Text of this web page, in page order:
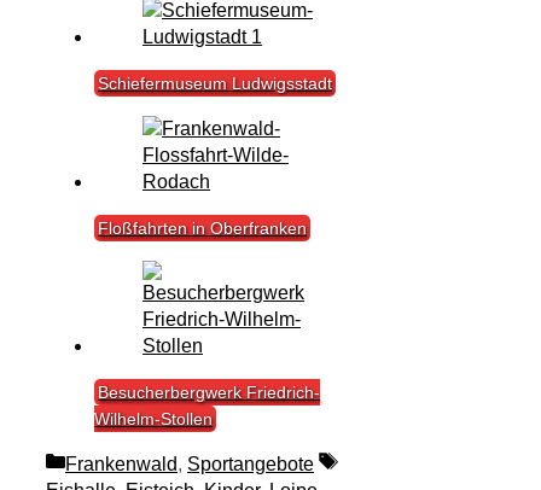
Schiefermuseum Ludwigsstadt
Floßfahrten in Oberfranken
Besucherbergwerk Friedrich-
Wilhelm-Stollen
Kategorien
Frankenwald, Sportangebote
Schlagwörter